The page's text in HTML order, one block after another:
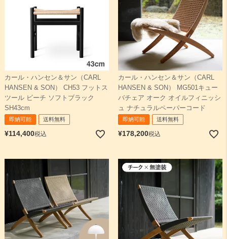
カール・ハンセン＆サン（CARL
HANSEN & SON） CH53 フットス
ツール ビーチ ソフトブラック
SH43cm
即納可能 送料無料
¥114,400税込
カール・ハンセン＆サン（CARL
HANSEN & SON） MG501キュー
バチェア オーク オイルフィニッシ
ュ ナチュラルペーパーコード
即納可能 送料無料
¥178,200税込